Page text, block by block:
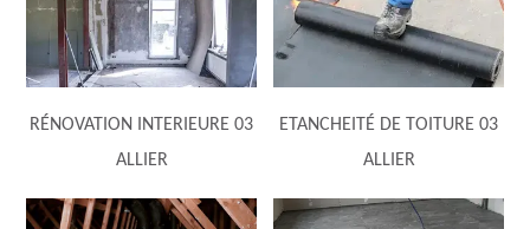
RÉNOVATION INTERIEURE 03
ALLIER
ETANCHEITÉ DE TOITURE 03
ALLIER